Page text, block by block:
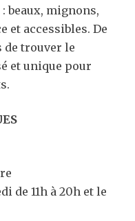
beaux, mignons,
et accessibles. De
trouver le
et unique pour
de 11h à 20h et le